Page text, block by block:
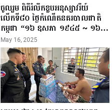
ចូលរួម ពិធីរំលឹកខួបអនុស្សាវរីយ៍
លើកទី៨០ ថ្ងៃកំណើតនគរបាលជាតិ
កម្ពុជា “១៦ ឧសភា ១៩៤៥ ~ ១៦
ឧសភា ២០២៥”...
May 16, 2025